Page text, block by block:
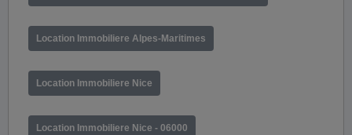
Location Immobiliere Alpes-Maritimes
Location Immobiliere Nice
Location Immobiliere Nice - 06000